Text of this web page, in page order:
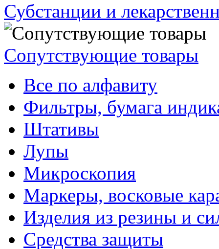
Субстанции и
Сопутствующие товары
Все по алфавиту
Фильтры, бумага
Штативы
Лупы
Микроскопия
Маркеры, восковые
Изделия из резины и
Средства защиты